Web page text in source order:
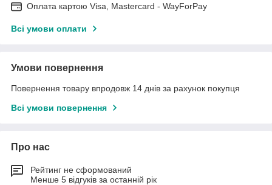
Оплата картою Visa, Mastercard - WayForPay
Всі умови оплати
Умови повернення
Повернення товару впродовж 14 днів за рахунок покупця
Всі умови повернення
Про нас
Рейтинг не сформований
Менше 5 відгуків за останній рік